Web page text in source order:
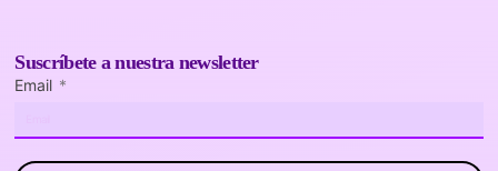
Suscríbete a nuestra newsletter
Email